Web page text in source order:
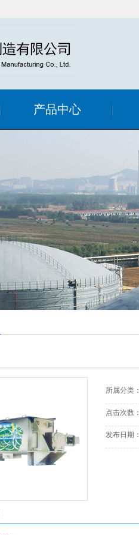
产品中心
在线式手动清洗
过滤器
自洁式过滤设备
静态混合器
罐用喷射式混合
器
纸浆漂白专用设
备
消声设备
油罐附件
混合设备
星形给料阀
半自动过滤器
所属分类：
点击次数：
发布日期：